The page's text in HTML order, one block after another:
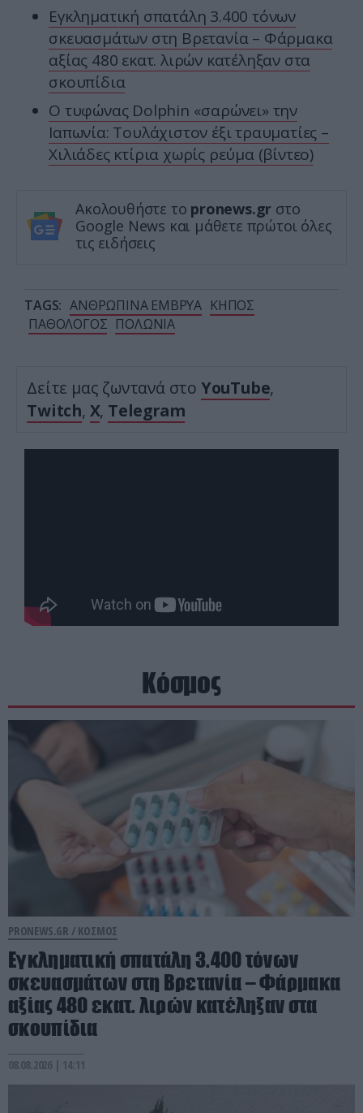
Eγκληματική σπατάλη 3.400 τόνων
σκευασμάτων στη Βρετανία – Φάρμακα
αξίας 480 εκατ. λιρών κατέληξαν στα
σκουπίδια
O τυφώνας Dolphin «σαρώνει» την
Ιαπωνία: Τουλάχιστον έξι τραυματίες –
Χιλιάδες κτίρια χωρίς ρεύμα (βίντεο)
Ακολουθήστε το pronews.gr στο
Google News και μάθετε πρώτοι όλες
τις ειδήσεις
TAGS: ΑΝΘΡΩΠΙΝΑ ΕΜΒΡΥΑ ΚΗΠΟΣ
ΠΑΘΟΛΟΓΟΣ ΠΟΛΩΝΙΑ
Δείτε μας ζωντανά στο YouTube,
Twitch, X, Telegram
Κόσμος
PRONEWS.GR / ΚΟΣΜΟΣ
Eγκληματική σπατάλη 3.400 τόνων
σκευασμάτων στη Βρετανία – Φάρμακα
αξίας 480 εκατ. λιρών κατέληξαν στα
σκουπίδια
08.08.2026 | 14:11